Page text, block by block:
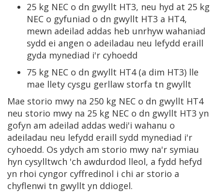
25 kg NEC o dn gwyllt HT3, neu hyd at 25 kg
NEC o gyfuniad o dn gwyllt HT3 a HT4,
mewn adeilad addas heb unrhyw wahaniad
sydd ei angen o adeiladau neu lefydd eraill
gyda mynediad i'r cyhoedd
75 kg NEC o dn gwyllt HT4 (a dim HT3) lle
mae llety cysgu gerllaw storfa tn gwyllt
Mae storio mwy na 250 kg NEC o dn gwyllt HT4
neu storio mwy na 25 kg NEC o dn gwyllt HT3 yn
gofyn am adeilad addas wedi'i wahanu o
adeiladau neu lefydd eraill sydd mynediad i'r
cyhoedd. Os ydych am storio mwy na'r symiau
hyn cysylltwch 'ch awdurdod lleol, a fydd hefyd
yn rhoi cyngor cyffredinol i chi ar storio a
chyflenwi tn gwyllt yn ddiogel.